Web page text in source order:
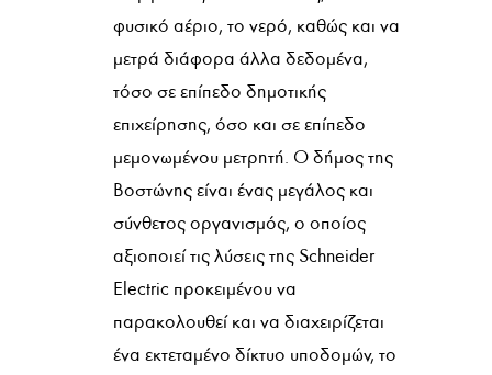
φυσικό αέριο, το νερό, καθώς και να
μετρά διάφορα άλλα δεδομένα,
τόσο σε επίπεδο δημοτικής
επιχείρησης, όσο και σε επίπεδο
μεμονωμένου μετρητή. Ο δήμος της
Βοστώνης είναι ένας μεγάλος και
σύνθετος οργανισμός, ο οποίος
αξιοποιεί τις λύσεις της Schneider
Electric προκειμένου να
παρακολουθεί και να διαχειρίζεται
ένα εκτεταμένο δίκτυο υποδομών, το